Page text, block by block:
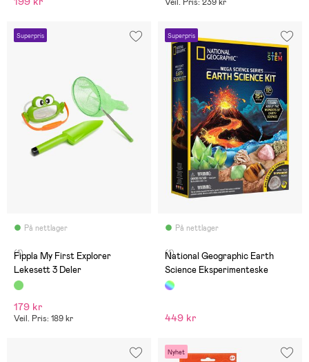
Superpris
På nettlager
(1)
Fippla My First Explorer
Lekesett 3 Deler
179 kr
Veil. Pris: 189 kr
Superpris
På nettlager
(1)
National Geographic Earth
Science Eksperimenteske
449 kr
Nyhet